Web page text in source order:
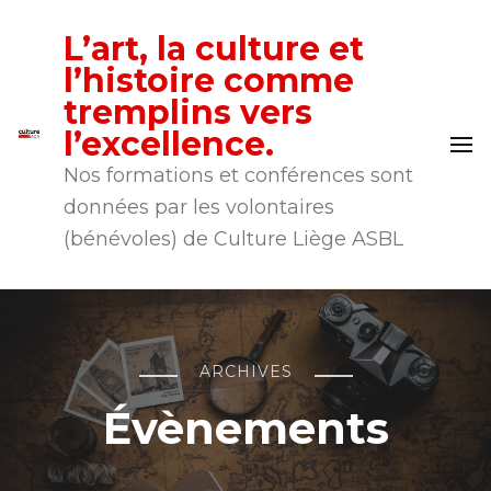
L’art, la culture et
l’histoire comme
tremplins vers
l’excellence.
Nos formations et conférences sont
données par les volontaires
(bénévoles) de Culture Liège ASBL
ARCHIVES
Évènements